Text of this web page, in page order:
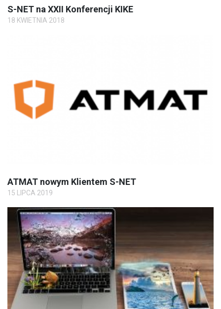
S-NET na XXII Konferencji KIKE
18 KWIETNIA 2018
ATMAT nowym Klientem S-NET
15 LIPCA 2019